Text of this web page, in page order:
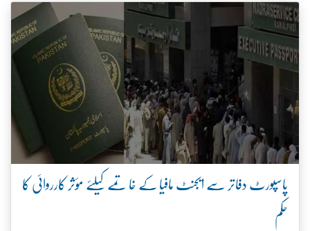
پاسپورٹ دفاتر سے ایجنٹ مافیا کے خاتمے کیلئے مؤثر کارروائی کا
حکم